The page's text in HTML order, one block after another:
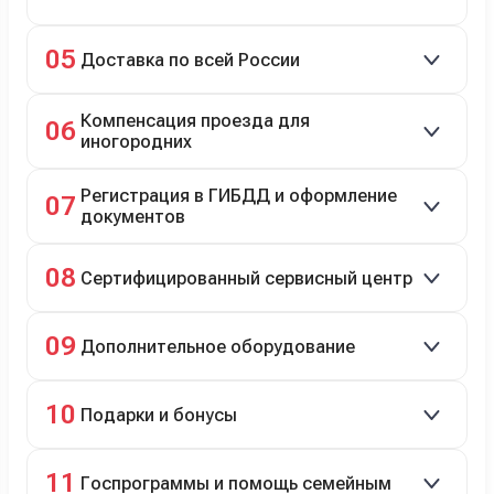
05 Доставка по всей России
06 Компенсация проезда для
иногородних
07 Регистрация в ГИБДД и оформление
документов
08 Сертифицированный сервисный центр
технический ремонт.
09 Дополнительное оборудование
10 Подарки и бонусы
программе лояльности.
11 Госпрограммы и помощь семейным